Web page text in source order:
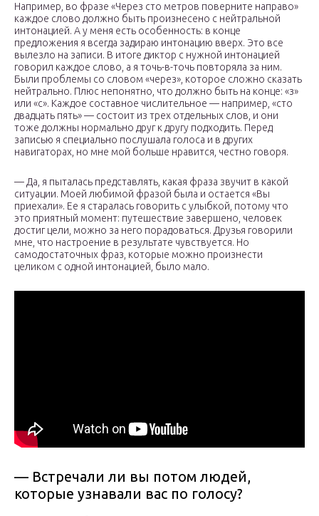
Например, во фразе «Через сто метров поверните направо»
каждое слово должно быть произнесено с нейтральной
интонацией. А у меня есть особенность: в конце
предложения я всегда задираю интонацию вверх. Это все
вылезло на записи. В итоге диктор с нужной интонацией
говорил каждое слово, а я точь-в-точь повторяла за ним.
Были проблемы со словом «через», которое сложно сказать
нейтрально. Плюс непонятно, что должно быть на конце: «з»
или «с». Каждое составное числительное — например, «сто
двадцать пять» — состоит из трех отдельных слов, и они
тоже должны нормально друг к другу подходить. Перед
записью я специально послушала голоса и в других
навигаторах, но мне мой больше нравится, честно говоря.
— Да, я пыталась представлять, какая фраза звучит в какой
ситуации. Моей любимой фразой была и остается «Вы
приехали». Ее я старалась говорить с улыбкой, потому что
это приятный момент: путешествие завершено, человек
достиг цели, можно за него порадоваться. Друзья говорили
мне, что настроение в результате чувствуется. Но
самодостаточных фраз, которые можно произнести
целиком с одной интонацией, было мало.
— Встречали ли вы потом людей,
которые узнавали вас по голосу?